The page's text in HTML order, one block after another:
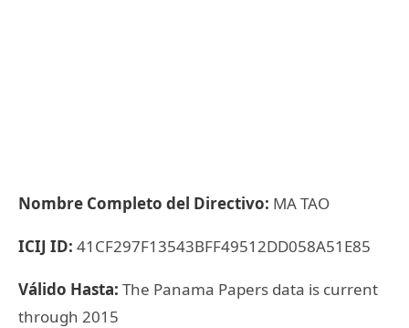
Nombre Completo del Directivo: MA TAO
ICIJ ID: 41CF297F13543BFF49512DD058A51E85
Válido Hasta: The Panama Papers data is current
through 2015